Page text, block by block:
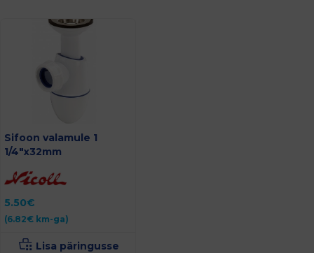
Sifoon valamule 1
1/4″x32mm
5.50€
(6.82€ km-ga)
Lisa päringusse